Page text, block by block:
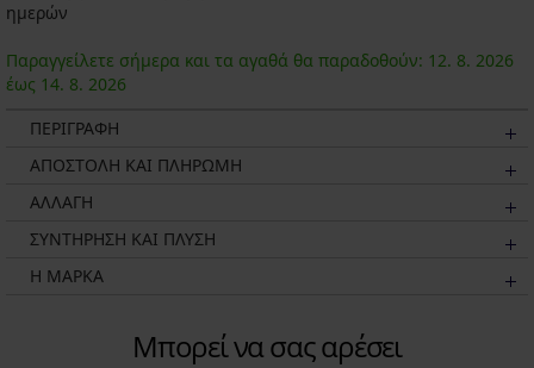
ημερών
Παραγγείλετε σήμερα και τα αγαθά θα παραδοθούν: 12. 8. 2026
έως 14. 8. 2026
ΠΕΡΙΓΡΑΦΗ
ΑΠΟΣΤΟΛΗ ΚΑΙ ΠΛΗΡΩΜΗ
ΑΛΛΑΓΗ
ΣΥΝΤΗΡΗΣΗ ΚΑΙ ΠΛΥΣΗ
Η ΜΆΡΚΑ
Μπορεί να σας αρέσει